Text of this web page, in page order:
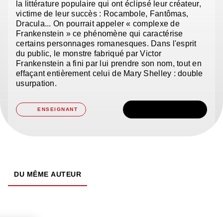
la littérature populaire qui ont éclipsé leur créateur,
victime de leur succès : Rocambole, Fantômas,
Dracula... On pourrait appeler « complexe de
Frankenstein » ce phénomène qui caractérise
certains personnages romanesques. Dans l'esprit
du public, le monstre fabriqué par Victor
Frankenstein a fini par lui prendre son nom, tout en
effaçant entièrement celui de Mary Shelley : double
usurpation.
ENSEIGNANT
DU MÊME AUTEUR